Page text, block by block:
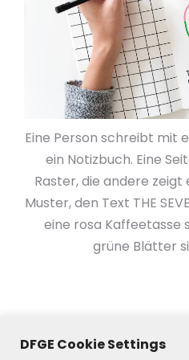
Eine Person schreibt mit
ein Notizbuch. Eine
Raster, die andere
Muster, den Text THE
eine rosa Kaffeetasse
grüne Blätter
DFGE Cookie Settings